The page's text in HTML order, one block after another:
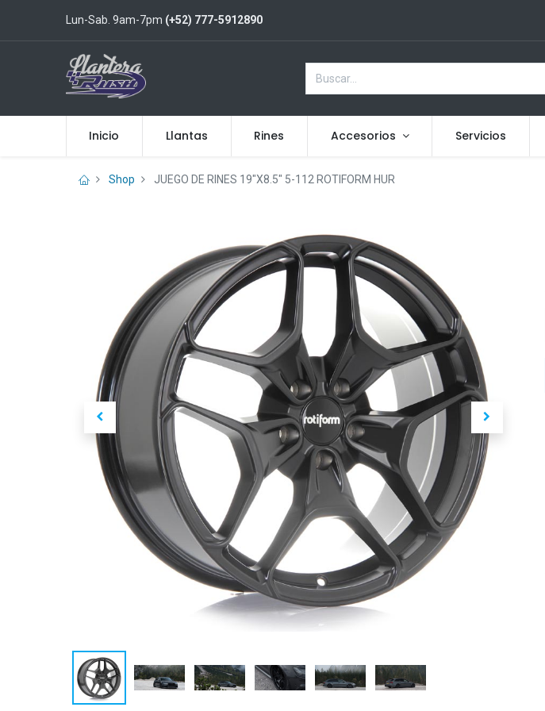
Lun-Sab. 9am-7pm (+52) 777-5912890
Inicio Llantas Rines Accesorios Servicios
Shop JUEGO DE RINES 19"X8.5" 5-112 ROTIFORM HUR